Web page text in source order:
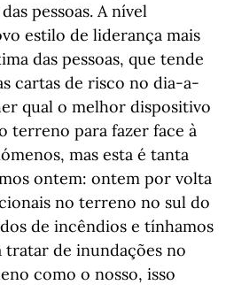
pessoas. A nível
estilo de liderança mais
das pessoas, que tende
cartas de risco no dia-a-
qual o melhor dispositivo
terreno para fazer face à
mas esta é tanta
ontem: ontem por volta
no terreno no sul do
de incêndios e tínhamos
de inundações no
como o nosso, isso